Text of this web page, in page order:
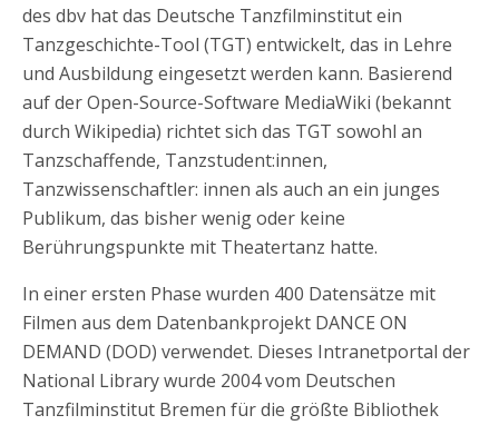
des dbv hat das Deutsche Tanzfilminstitut ein
Tanzgeschichte-Tool (TGT) entwickelt, das in Lehre
und Ausbildung eingesetzt werden kann. Basierend
auf der Open-Source-Software MediaWiki (bekannt
durch Wikipedia) richtet sich das TGT sowohl an
Tanzschaffende, Tanzstudent:innen,
Tanzwissenschaftler: innen als auch an ein junges
Publikum, das bisher wenig oder keine
Berührungspunkte mit Theatertanz hatte.
In einer ersten Phase wurden 400 Datensätze mit
Filmen aus dem Datenbankprojekt DANCE ON
DEMAND (DOD) verwendet. Dieses Intranetportal der
National Library wurde 2004 vom Deutschen
Tanzfilminstitut Bremen für die größte Bibliothek